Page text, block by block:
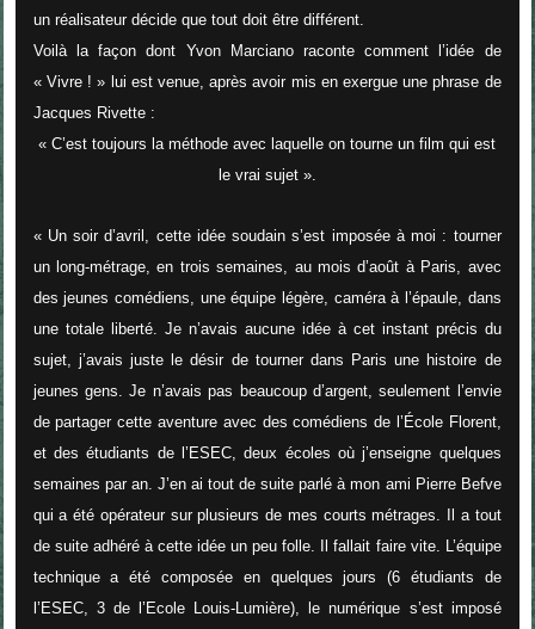
un réalisateur décide que tout doit être différent.
Voilà la façon dont Yvon Marciano raconte comment l’idée de
« Vivre ! » lui est venue, après avoir mis en exergue une phrase de
Jacques Rivette:
« C’est toujours la méthode avec laquelle on tourne un film qui est
le vrai sujet».
« Un soir d’avril, cette idée soudain s’est imposée à moi : tourner
un long-métrage, en trois semaines, au mois d’août à Paris, avec
des jeunes comédiens, une équipe légère, caméra à l’épaule, dans
une totale liberté. Je n’avais aucune idée à cet instant précis du
sujet, j’avais juste le désir de tourner dans Paris une histoire de
jeunes gens. Je n’avais pas beaucoup d’argent, seulement l’envie
de partager cette aventure avec des comédiens de l’École Florent,
et des étudiants de l’ESEC, deux écoles où j’enseigne quelques
semaines par an. J’en ai tout de suite parlé à mon ami Pierre Befve
qui a été opérateur sur plusieurs de mes courts métrages. Il a tout
de suite adhéré à cette idée un peu folle. Il fallait faire vite. L’équipe
technique a été composée en quelques jours (6 étudiants de
l’ESEC, 3 de l’Ecole Louis-Lumière), le numérique s’est imposé